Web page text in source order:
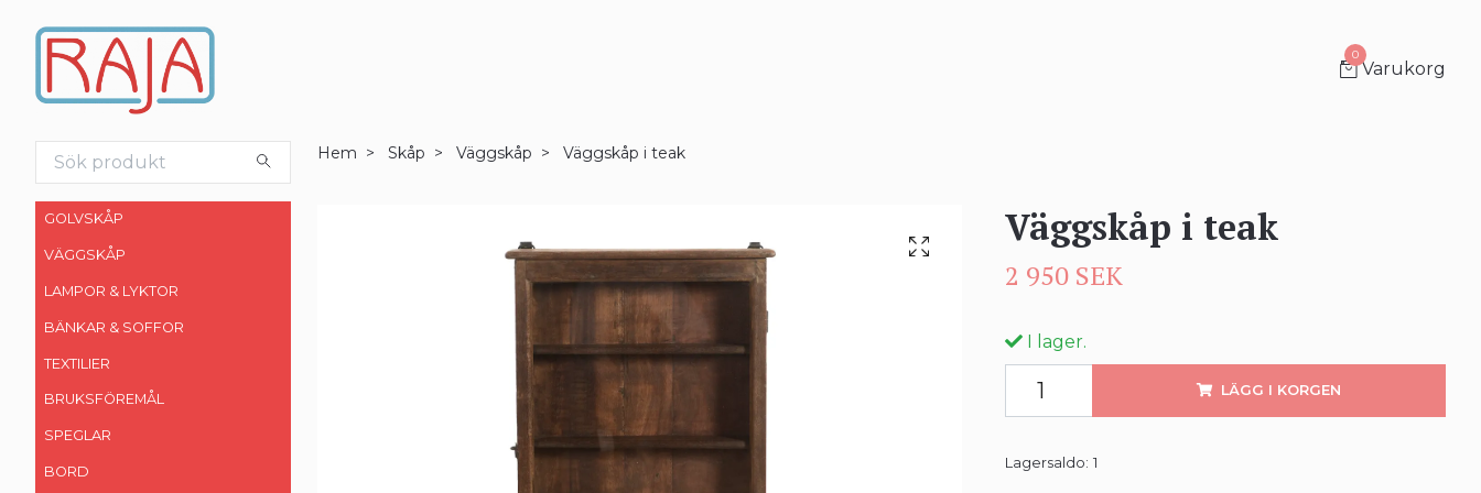
0
Varukorg
GOLVSKÅP
VÄGGSKÅP
LAMPOR & LYKTOR
BÄNKAR & SOFFOR
TEXTILIER
BRUKSFÖREMÅL
SPEGLAR
BORD
Hem Skåp Väggskåp Väggskåp i teak
Väggskåp i teak
2 950 SEK
I lager.
LÄGG I KORGEN
Lagersaldo: 1